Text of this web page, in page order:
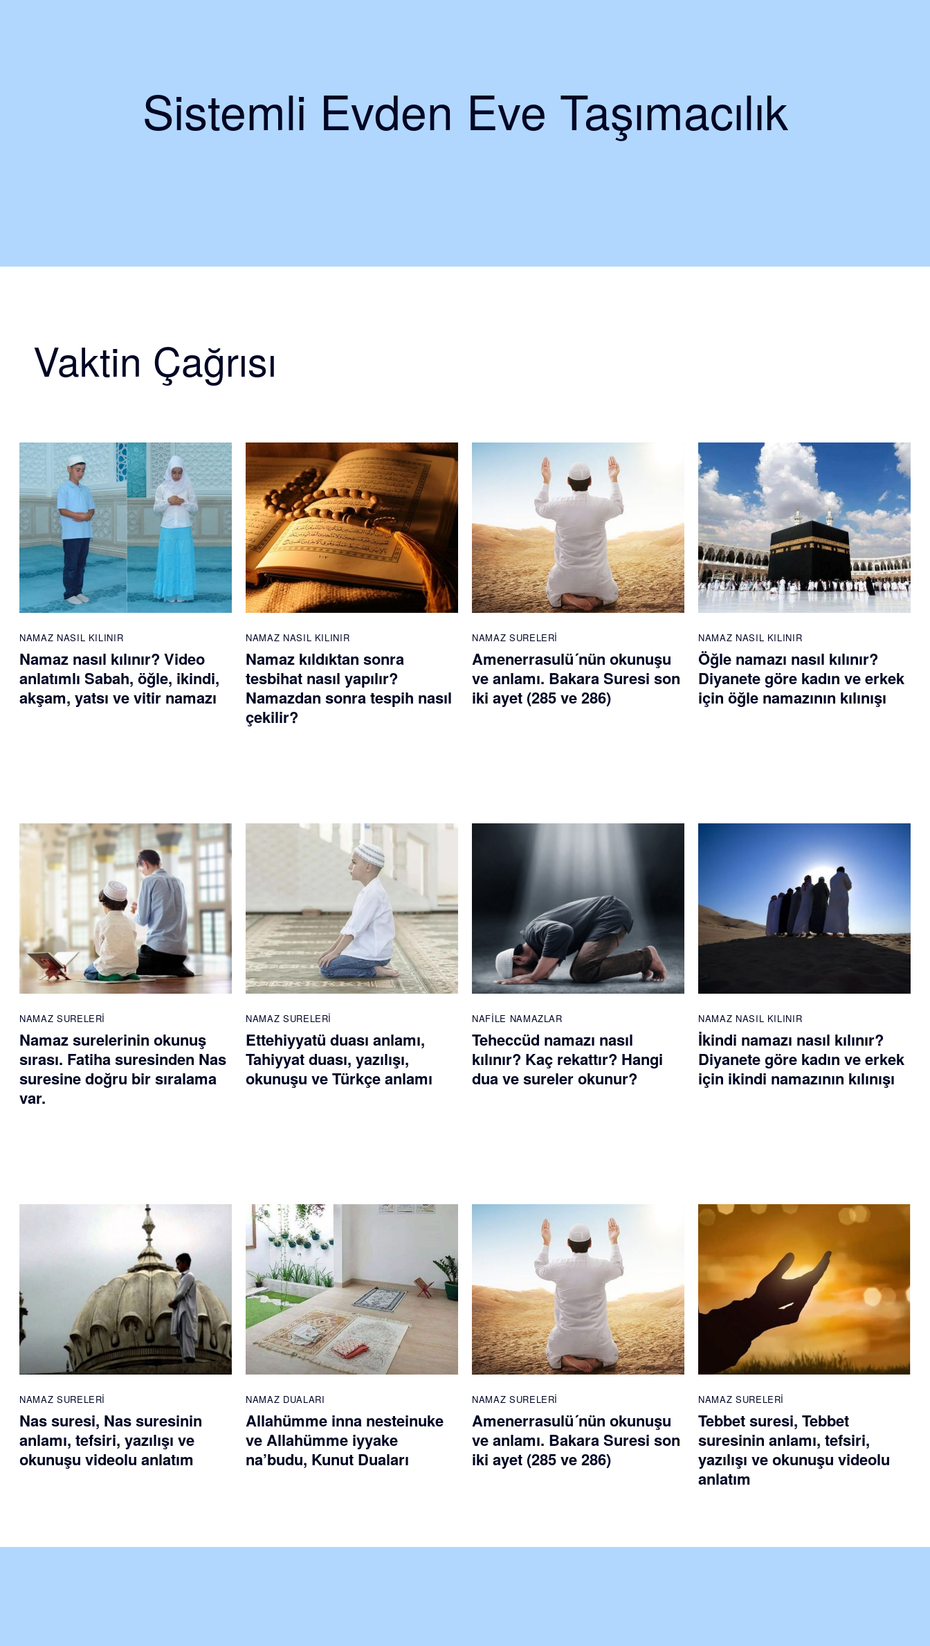
Sistemli Evden Eve Taşımacılık
Vaktin Çağrısı
NAMAZ NASIL KILINIR
Namaz nasıl kılınır? Video
anlatımlı Sabah, öğle, ikindi,
akşam, yatsı ve vitir namazı
NAMAZ NASIL KILINIR
Namaz kıldıktan sonra
tesbihat nasıl yapılır?
Namazdan sonra tespih nasıl
çekilir?
NAMAZ SURELERI
Amenerrasulü´nün okunuşu
ve anlamı. Bakara Suresi son
iki ayet (285 ve 286)
NAMAZ NASIL KILINIR
Öğle namazı nasıl kılınır?
Diyanete göre kadın ve erkek
için öğle namazının kılınışı
NAMAZ SURELERI
Namaz surelerinin okunuş
sırası. Fatiha suresinden Nas
suresine doğru bir sıralama
var.
NAMAZ SURELERI
Ettehiyyatü duası anlamı,
Tahiyyat duası, yazılışı,
okunuşu ve Türkçe anlamı
NAFILE NAMAZLAR
Teheccüd namazı nasıl
kılınır? Kaç rekattır? Hangi
dua ve sureler okunur?
NAMAZ NASIL KILINIR
İkindi namazı nasıl kılınır?
Diyanete göre kadın ve erkek
için ikindi namazının kılınışı
NAMAZ SURELERI
Nas suresi, Nas suresinin
anlamı, tefsiri, yazılışı ve
okunuşu videolu anlatım
NAMAZ DUALARI
Allahümme inna nesteinuke
ve Allahümme iyyake
na’budu, Kunut Duaları
NAMAZ SURELERI
Amenerrasulü´nün okunuşu
ve anlamı. Bakara Suresi son
iki ayet (285 ve 286)
NAMAZ SURELERI
Tebbet suresi, Tebbet
suresinin anlamı, tefsiri,
yazılışı ve okunuşu videolu
anlatım